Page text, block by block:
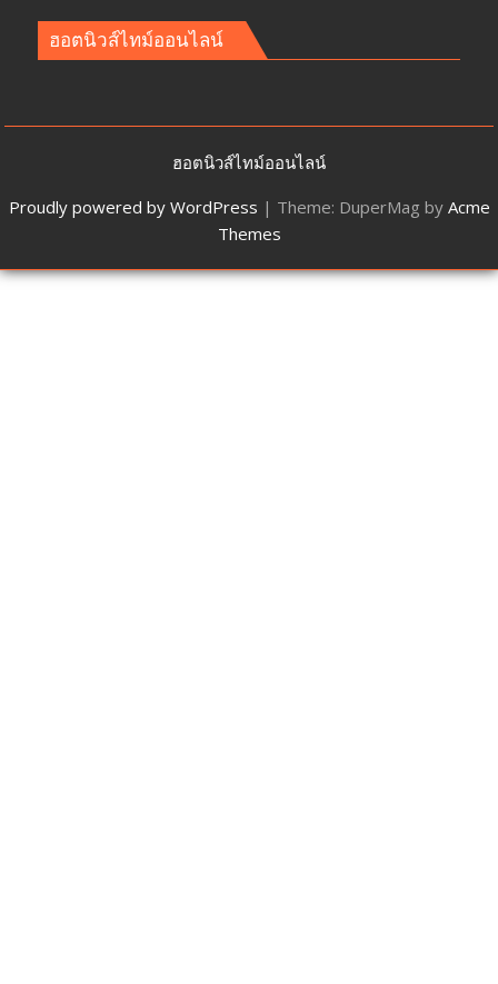
ฮอตนิวส์ไทม์ออนไลน์
ฮอตนิวส์ไทม์ออนไลน์
Proudly powered by WordPress | Theme: DuperMag by Acme
Themes